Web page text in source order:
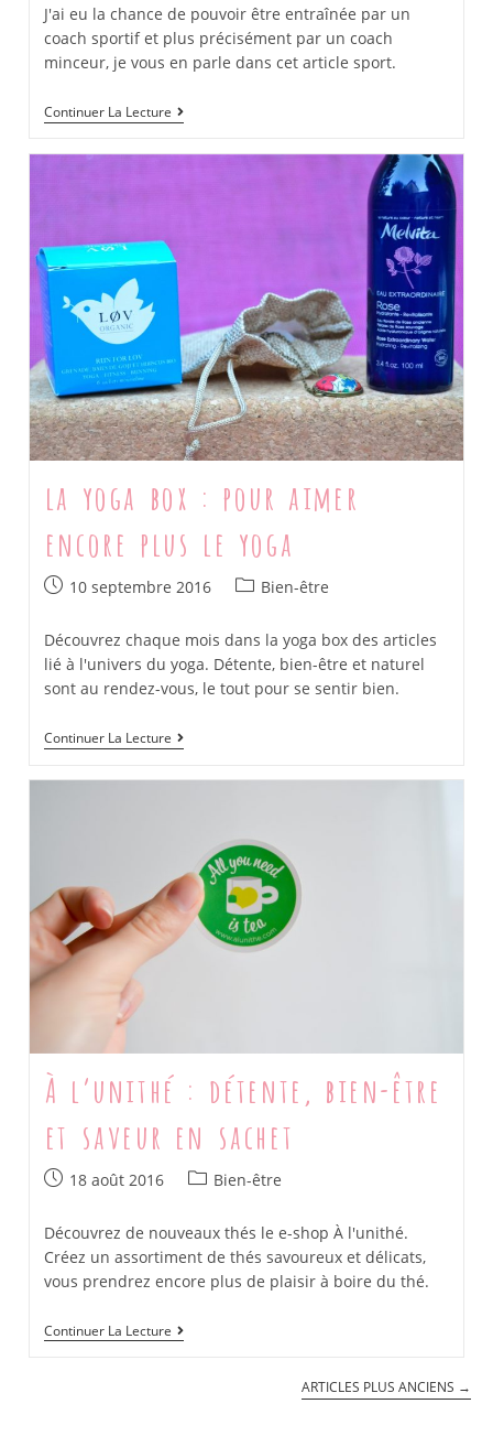
J'ai eu la chance de pouvoir être entraînée par un
coach sportif et plus précisément par un coach
minceur, je vous en parle dans cet article sport.
Continuer La LectureCoach
Sportif
Au
Sport,
Continuer
Et
Aimer
la yoga box : pour aimer
encore plus le yoga
Post10 septembre 2016
PostBien-être
Découvrez chaque mois dans la yoga box des articles
lié à l'univers du yoga. Détente, bien-être et naturel
sont au rendez-vous, le tout pour se sentir bien.
Continuer La LectureLa
Yoga
Le
Yoga
À l’unithé : détente, bien-être
et saveur en sachet
Post18 août 2016
PostBien-être
Découvrez de nouveaux thés le e-shop À l'unithé.
Créez un assortiment de thés savoureux et délicats,
vous prendrez encore plus de plaisir à boire du thé.
Continuer La LectureÀ
L’unithé
ARTICLES PLUS ANCIENS →